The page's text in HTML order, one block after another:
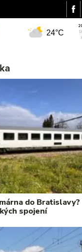
MESTO
REGIÓN
ŠPORT
KULTÚRA
FOTKY
VIDEO
MIX
24°C
do
spojení